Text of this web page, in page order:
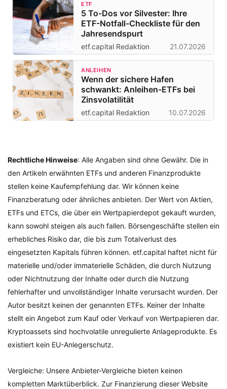
ETF
5 To-Dos vor Silvester: Ihre
ETF-Notfall-Checkliste für den
Jahresendspurt
etf.capital Redaktion 21.07.2026
ANLEIHEN
Wenn der sichere Hafen
schwankt: Anleihen-ETFs bei
Zinsvolatilität
etf.capital Redaktion 10.07.2026
Rechtliche Hinweise: Alle Angaben sind ohne Gewähr. Die in
den Artikeln erwähnten ETFs und anderen Finanzprodukte
stellen keine Kaufempfehlung dar. Wir können keine
Finanzberatung oder ähnliches anbieten. Der Wert von Aktien,
ETFs und ETCs, die über ein Wertpapierdepot gekauft wurden,
kann sowohl steigen als auch fallen. Börsengeschäfte stellen ein
erhebliches Risiko dar, die bis zum Totalverlust des
eingesetzten Kapitals führen können. etf.capital haftet nicht für
materielle und/oder immaterielle Schäden, die durch Nutzung
oder Nichtnutzung der Inhalte oder durch die Nutzung
fehlerhafter und unvollständiger Inhalte verursacht wurden. Der
Autor besitzt keinen der genannten ETFs. Keiner der Inhalte
stellt ein Angebot zum Kauf oder Verkauf von Wertpapieren dar.
Kryptoassets sind hochvolatile unregulierte Anlageprodukte. Es
existiert kein EU-Anlegerschutz.
Vergleiche: Unsere Anbieter-Vergleiche bieten keinen
kompletten Marktüberblick. Zur Finanzierung dieser Website